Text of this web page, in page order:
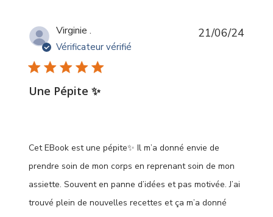
Virginie .
Vérificateur vérifié
Une Pépite ✨
Cet EBook est une pépite✨ Il m’a donné envie de
prendre soin de mon corps en reprenant soin de mon
assiette. Souvent en panne d’idées et pas motivée. J’ai
trouvé plein de nouvelles recettes et ça m’a donné
21/06/24